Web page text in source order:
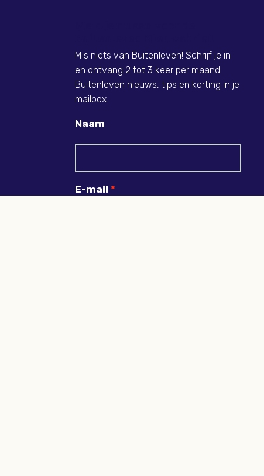
Mis niets van Buitenleven! Schrijf je in
en ontvang 2 tot 3 keer per maand
Buitenleven nieuws, tips en korting in je
mailbox.
Naam
E-mail